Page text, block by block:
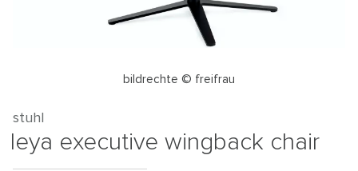
bildrechte © freifrau
stuhl
leya executive wingback chair